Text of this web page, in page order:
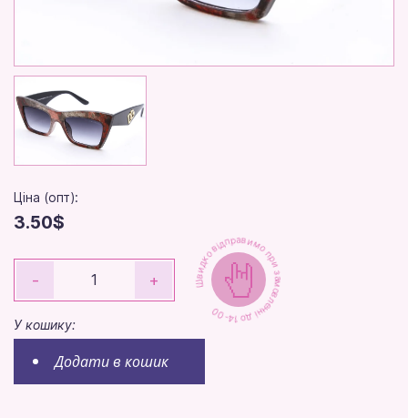
Ціна (опт):
3.50$
- +
У кошику:
Додати в кошик
Швидко відправимо при замовленні до 14-00